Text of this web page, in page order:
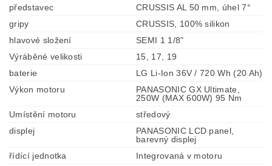
představec
CRUSSIS AL 50 mm, úhel 7°
gripy
CRUSSIS, 100% silikon
hlavové složení
SEMI 1 1/8"
Výráběné velikosti
15, 17, 19
baterie
LG Li-Ion 36V / 720 Wh (20 Ah)
Výkon motoru
PANASONIC GX Ultimate,
250W (MAX 600W) 95 Nm
Umístění motoru
středový
displej
PANASONIC LCD panel,
barevný displej
řídící jednotka
Integrovaná v motoru